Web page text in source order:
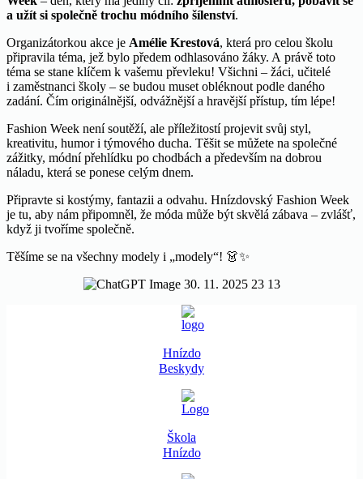
a užít si společně trochu módního šílenství.
Organizátorkou akce je Amélie Krestová, která pro celou školu
připravila téma, jež bylo předem odhlasováno žáky. A právě toto
téma se stane klíčem k vašemu převleku! Všichni – žáci, učitelé
i zaměstnanci školy – se budou muset obléknout podle daného
zadání. Čím originálnější, odvážnější a hravější přístup, tím lépe!
Fashion Week není soutěží, ale příležitostí projevit svůj styl,
kreativitu, humor i týmového ducha. Těšit se můžete na společné
zážitky, módní přehlídku po chodbách a především na dobrou
náladu, která se ponese celým dnem.
Připravte si kostýmy, fantazii a odvahu. Hnízdovský Fashion Week
je tu, aby nám připomněl, že móda může být skvělá zábava – zvlášť,
když ji tvoříme společně.
Těšíme se na všechny modely i „modely“! 👗✨
Hnízdo
Beskydy
Škola
Hnízdo